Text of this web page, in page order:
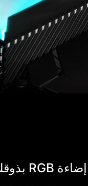
إضاءة RGB بذوقك الخاص